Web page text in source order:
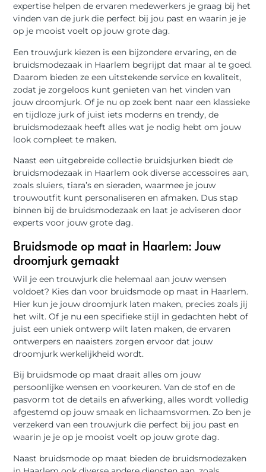
expertise helpen de ervaren medewerkers je graag bij het
vinden van de jurk die perfect bij jou past en waarin je je
op je mooist voelt op jouw grote dag.
Een trouwjurk kiezen is een bijzondere ervaring, en de
bruidsmodezaak in Haarlem begrijpt dat maar al te goed.
Daarom bieden ze een uitstekende service en kwaliteit,
zodat je zorgeloos kunt genieten van het vinden van
jouw droomjurk. Of je nu op zoek bent naar een klassieke
en tijdloze jurk of juist iets moderns en trendy, de
bruidsmodezaak heeft alles wat je nodig hebt om jouw
look compleet te maken.
Naast een uitgebreide collectie bruidsjurken biedt de
bruidsmodezaak in Haarlem ook diverse accessoires aan,
zoals sluiers, tiara’s en sieraden, waarmee je jouw
trouwoutfit kunt personaliseren en afmaken. Dus stap
binnen bij de bruidsmodezaak en laat je adviseren door
experts voor jouw grote dag.
Bruidsmode op maat in Haarlem: Jouw
droomjurk gemaakt
Wil je een trouwjurk die helemaal aan jouw wensen
voldoet? Kies dan voor bruidsmode op maat in Haarlem.
Hier kun je jouw droomjurk laten maken, precies zoals jij
het wilt. Of je nu een specifieke stijl in gedachten hebt of
juist een uniek ontwerp wilt laten maken, de ervaren
ontwerpers en naaisters zorgen ervoor dat jouw
droomjurk werkelijkheid wordt.
Bij bruidsmode op maat draait alles om jouw
persoonlijke wensen en voorkeuren. Van de stof en de
pasvorm tot de details en afwerking, alles wordt volledig
afgestemd op jouw smaak en lichaamsvormen. Zo ben je
verzekerd van een trouwjurk die perfect bij jou past en
waarin je je op je mooist voelt op jouw grote dag.
Naast bruidsmode op maat bieden de bruidsmodezaken